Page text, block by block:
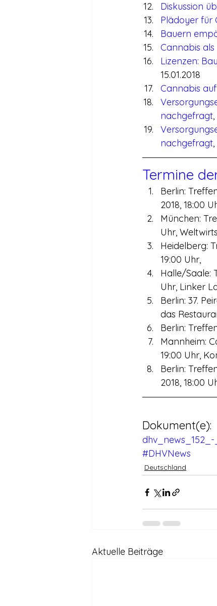
Diskussion
Plädoyer für
Bauern
Cannabis
Lizenzen:
15.01.2018
Cannabis
nachgefragt
nachgefragt
Termine
Berlin:
2018, 18:00
München:
Uhr,
Heidelberg:
19:00 Uhr,
Halle/Saale:
Uhr, Linker
Berlin: 37.
das
Berlin:
Mannheim:
19:00 Uhr,
Berlin:
2018, 18:00
Dokument(e):
#DHVNews
Deutschland
Aktuelle Beiträge